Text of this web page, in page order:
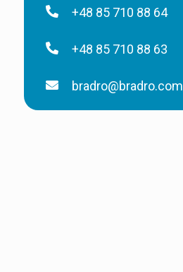
+48 85 710 88 64
+48 85 710 88 63
bradro@bradro.com